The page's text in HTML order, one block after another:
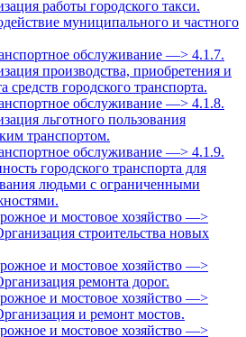
работы городского такси.
муниципального и частного
обслуживание —> 4.1.7.
производства, приобретения и
средств городского транспорта.
обслуживание —> 4.1.8.
льготного пользования
транспортом.
обслуживание —> 4.1.9.
городского транспорта для
людьми с ограниченными
и мостовое хозяйство —>
строительства новых
и мостовое хозяйство —>
ремонта дорог.
и мостовое хозяйство —>
и ремонт мостов.
и мостовое хозяйство —>